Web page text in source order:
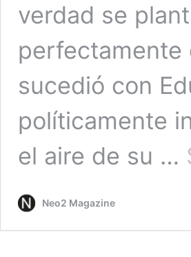
verdad se
perfectamente
sucedió con
políticamente
el aire de su …
Neo2 Magazine